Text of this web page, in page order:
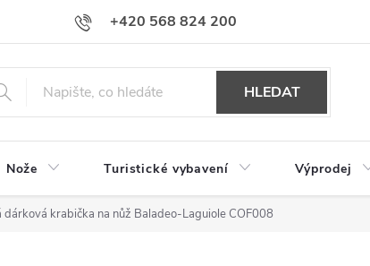
+420 568 824 200
Doprava a platba Hodnocení obchodu
HLEDAT
Nože Turistické vybavení Výprodej
dárková krabička na nůž Baladeo-Laguiole COF008